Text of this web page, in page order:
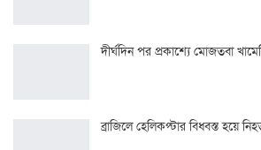
দীর্ঘদিন পর প্রকাশ্যে মোজতবা
ব্রাজিলে হেলিকপ্টার বিধ্বস্ত হয়ে